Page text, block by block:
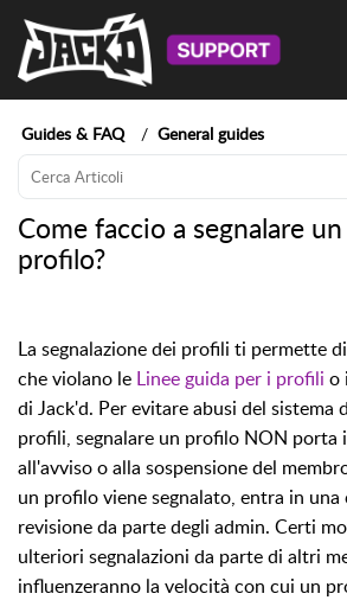
Guides & FAQ General guides
Come faccio a segnalare un
profilo?
La segnalazione dei profili ti permette
che violano le Linee guida per i profili o i
di Jack'd. Per evitare abusi del sistema
profili, segnalare un profilo NON porta
all'avviso o alla sospensione del
un profilo viene segnalato, entra in una
revisione da parte degli admin. Certi
ulteriori segnalazioni da parte di altri
influenzeranno la velocità con cui un